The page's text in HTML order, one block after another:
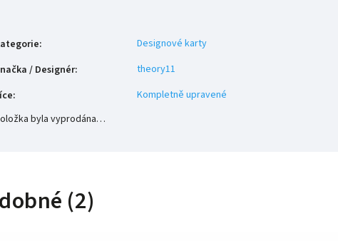
:
Designové karty
/ Designér:
theory11
:
Kompletně upravené
byla vyprodána…
(2)